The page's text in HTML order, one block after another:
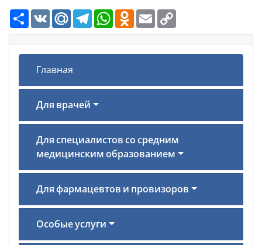
РесурсVK Mail.Ru TelegramWhatsAppOdnoklassniki
Email
Главная
Для врачей
Для специалистов со средним
медицинским образованием
Для фармацевтов и провизоров
Особые услуги